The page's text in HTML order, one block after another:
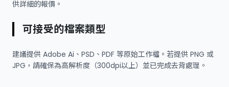
供詳細的報價。
可接受的檔案類型
建議提供 Adobe Ai、PSD、PDF 等原始工作檔。若提供 PNG 或
JPG，請確保為高解析度（300dpi以上）並已完成去背處理。